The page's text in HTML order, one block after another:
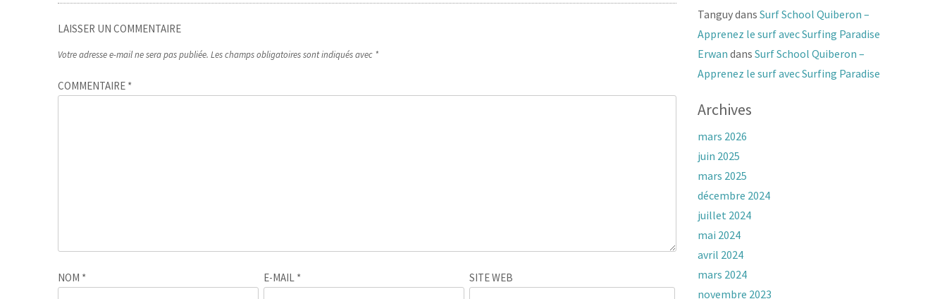
LAISSER UN COMMENTAIRE
Votre adresse e-mail ne sera pas publiée. Les champs obligatoires sont indiqués avec *
COMMENTAIRE *
NOM * E-MAIL * SITE WEB
Tanguydans Surf School Quiberon –
Apprenez le surf avec Surfing Paradise
Erwan dans Surf School Quiberon –
Apprenez le surf avec Surfing Paradise
Archives
mars 2026
juin 2025
mars 2025
décembre 2024
juillet 2024
mai 2024
avril 2024
mars 2024
novembre 2023